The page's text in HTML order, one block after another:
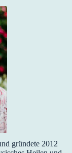
gründete 2012